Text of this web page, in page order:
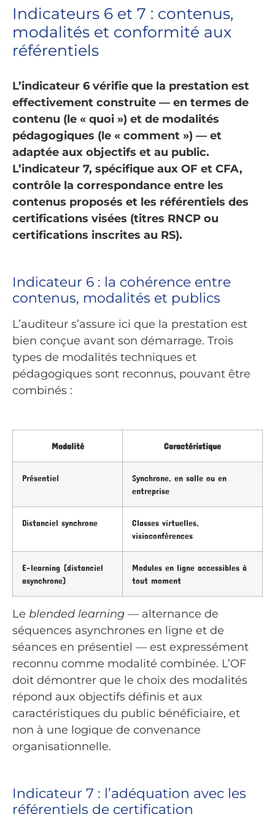
Indicateurs 6 et 7 : contenus,
modalités et conformité aux
référentiels
L’indicateur 6 vérifie que la prestation est
effectivement construite — en termes de
contenu (le « quoi ») et de modalités
pédagogiques (le « comment ») — et
adaptée aux objectifs et au public.
L’indicateur 7, spécifique aux OF et CFA,
contrôle la correspondance entre les
contenus proposés et les référentiels des
certifications visées (titres RNCP ou
certifications inscrites au RS).
Indicateur 6 : la cohérence entre
contenus, modalités et publics
L’auditeur s’assure ici que la prestation est
bien conçue avant son démarrage. Trois
types de modalités techniques et
pédagogiques sont reconnus, pouvant être
combinés :
Modalité Caractéristique
Présentiel
Synchrone, en salle ou en
entreprise
Distanciel synchrone
Classes virtuelles,
visioconférences
E-learning (distanciel
asynchrone)
Modules en ligne accessibles à
tout moment
Le blended learning — alternance de
séquences asynchrones en ligne et de
séances en présentiel — est expressément
reconnu comme modalité combinée. L’OF
doit démontrer que le choix des modalités
répond aux objectifs définis et aux
caractéristiques du public bénéficiaire, et
non à une logique de convenance
organisationnelle.
Indicateur 7 : l’adéquation avec les
référentiels de certification